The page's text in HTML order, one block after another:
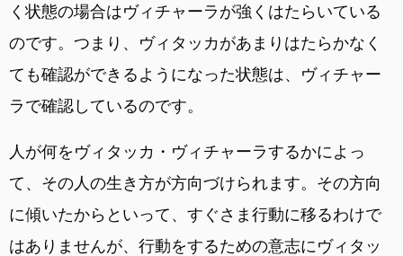
く状態の場合はヴィチャーラが強くはたらいている
のです。つまり、ヴィタッカがあまりはたらかなく
ても確認ができるようになった状態は、ヴィチャー
ラで確認しているのです。
人が何をヴィタッカ・ヴィチャーラするかによっ
て、その人の生き方が方向づけられます。その方向
に傾いたからといって、すぐさま行動に移るわけで
はありませんが、行動をするための意志にヴィタッ